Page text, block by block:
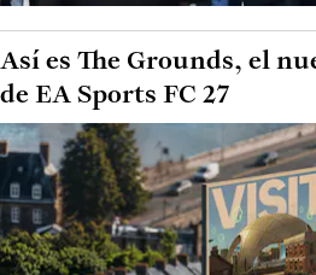
Así es The Grounds, el
de EA Sports FC 27